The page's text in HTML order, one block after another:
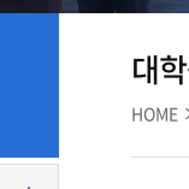
대
HOME